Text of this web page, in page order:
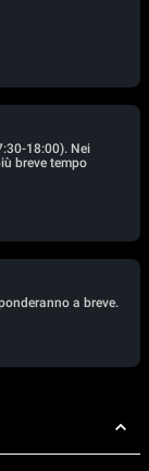
18:00). Nei
breve tempo
a breve.